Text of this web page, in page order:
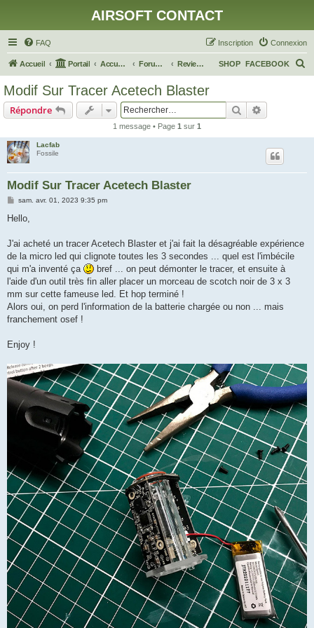
AIRSOFT CONTACT
FAQ Connexion
Inscription
Accueil Portail Accueil du forum Forum Général Review de votre matériel FACEBOOK
SHOP
Modif Sur Tracer Acetech Blaster
Répondre Rechercher
1 message • Page 1 sur 1
Lacfab
Fossile
Modif Sur Tracer Acetech Blaster
M
s
g
sam. avr. 01, 2023 9:35 pm
Hello,
J'ai acheté un tracer Acetech Blaster et j'ai fait la désagréable expérience
de la micro led qui clignote toutes les 3 secondes ... quel est l'imbécile
qui m'a inventé ça
bref ... on peut démonter le tracer, et ensuite à
l'aide d'un outil très fin aller placer un morceau de scotch noir de 3 x 3
mm sur cette fameuse led. Et hop terminé !
Alors oui, on perd l'information de la batterie chargée ou non ... mais
franchement osef !
Enjoy !